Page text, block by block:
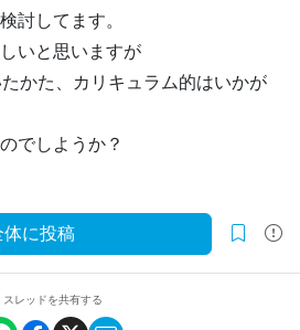
討してます。
いと思いますが
かた、カリキュラム的はいかが
でしようか？
体に投稿
スレッドを共有する